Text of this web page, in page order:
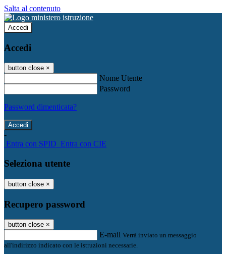
Salta al contenuto
Accedi
Accedi
button close ×
Nome Utente
Password
Password dimenticata?
-
Entra con SPID Entra con CIE
Seleziona utente
button close ×
Recupero password
button close ×
E-mail Verrà inviato un messaggio
all'indirizzo indicato con le istruzioni necessarie.